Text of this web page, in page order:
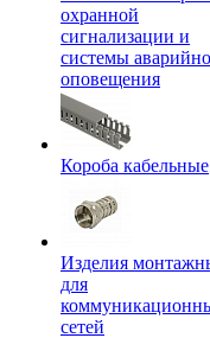
охранной
сигнализации и
системы
оповещения
Короба кабельные
Изделия
для
сетей